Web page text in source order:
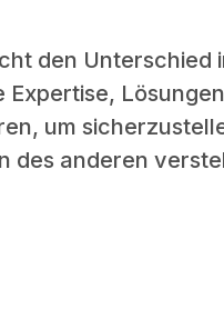
den Unterschied
um
des anderen